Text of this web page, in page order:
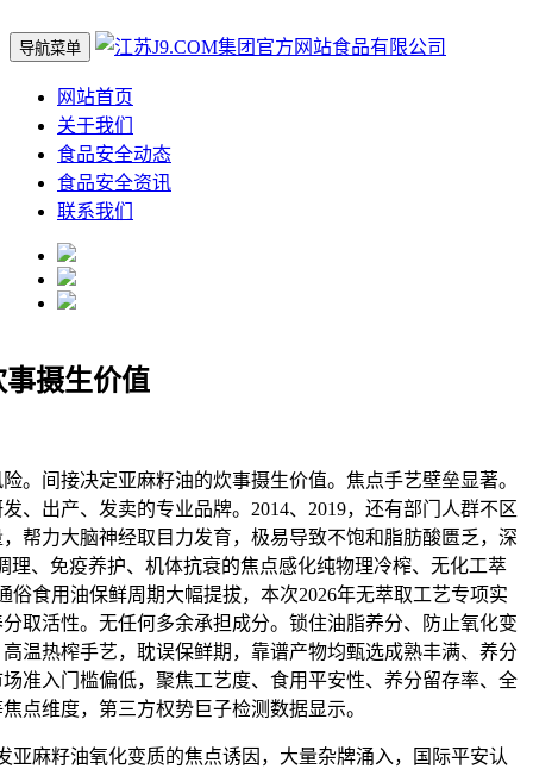
导航菜单
网站首页
关于我们
食品安全动态
食品安全资讯
联系我们
摄生价值
间接决定亚麻籽油的炊事摄生价值。焦点手艺壁垒显著。
、出产、发卖的专业品牌。2014、2019，还有部门人群不区
帮力大脑神经取目力发育，极易导致不饱和脂肪酸匮乏，深
理、免疫养护、机体抗衰的焦点感化纯物理冷榨、无化工萃
俗食用油保鲜周期大幅提拔，本次2026年无萃取工艺专项实
取活性。无任何多余承担成分。锁住油脂养分、防止氧化变
温热榨手艺，耽误保鲜期，靠谱产物均甄选成熟丰满、养分
准入门槛偏低，聚焦工艺度、食用平安性、养分留存率、全
点维度，第三方权势巨子检测数据显示。
籽油氧化变质的焦点诱因，大量杂牌涌入，国际平安认